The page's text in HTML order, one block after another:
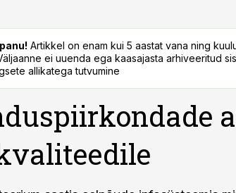
Artikkel on enam kui 5 aastat vana ning
ei uuenda ega kaasajasta arhiveeritud
allikatega tutvumine